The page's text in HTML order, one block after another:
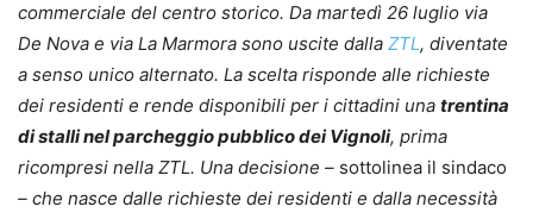
commerciale del centro storico. Da martedì 26 luglio via
De Nova e via La Marmora sono uscite dalla ZTL, diventate
a senso unico alternato. La scelta risponde alle richieste
dei residenti e rende disponibili per i cittadini una trentina
di stalli nel parcheggio pubblico dei Vignoli, prima
ricompresi nella ZTL. Una decisione – sottolinea il sindaco
– che nasce dalle richieste dei residenti e dalla necessità